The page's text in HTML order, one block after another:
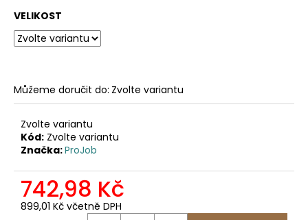
VELIKOST
Můžeme doručit do: Zvolte variantu
Zvolte variantu
Kód: Zvolte variantu
Značka:ProJob
742,98 Kč
899,01 Kč včetně DPH
r
u
č
e
m
e
2422
SOFTSHELLOVÁ
BUNDA
561,16